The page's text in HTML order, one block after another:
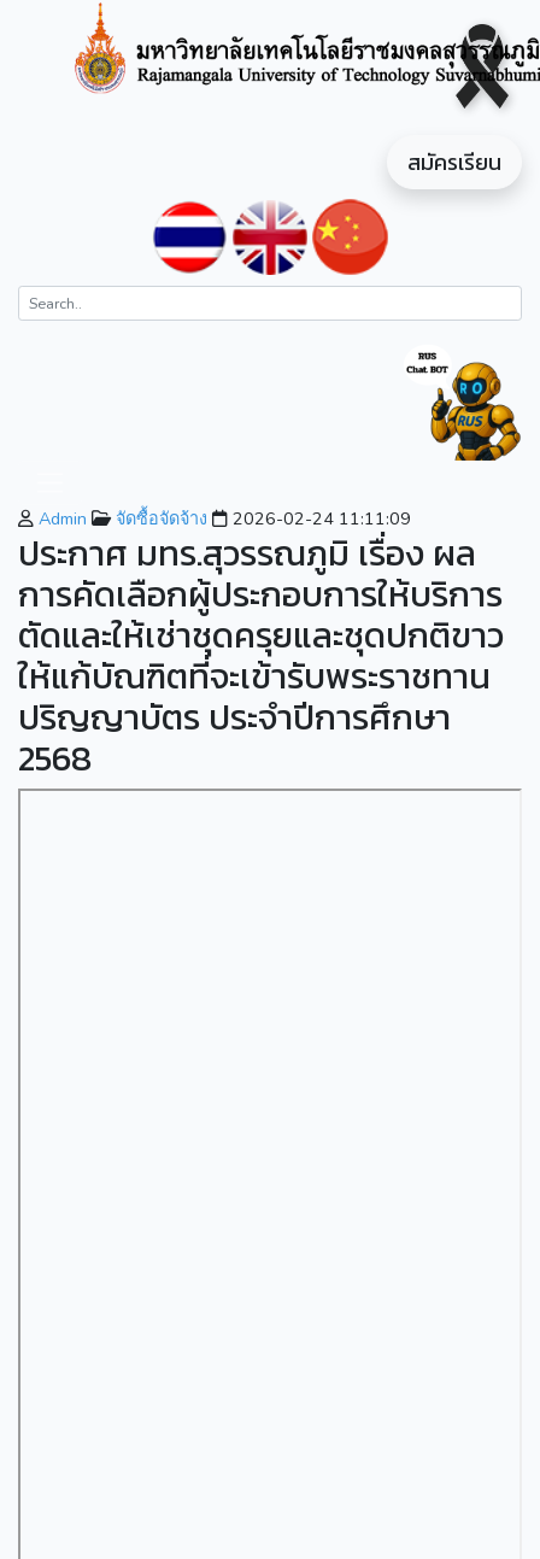
สมัครเรียน
Admin จัดซื้อจัดจ้าง 2026-02-24 11:11:09
ประกาศ มทร.สุวรรณภูมิ เรื่อง ผล
การคัดเลือกผู้ประกอบการให้บริการ
ตัดและให้เช่าชุดครุยและชุดปกติขาว
ให้แก้บัณฑิตที่จะเข้ารับพระราชทาน
ปริญญาบัตร ประจำปีการศึกษา
2568